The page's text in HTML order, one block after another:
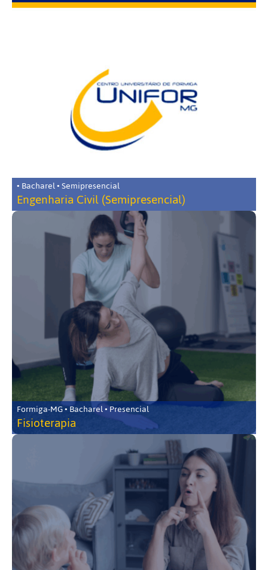
• Bacharel • Semipresencial
Engenharia Civil (Semipresencial)
Formiga-MG • Bacharel • Presencial
Fisioterapia